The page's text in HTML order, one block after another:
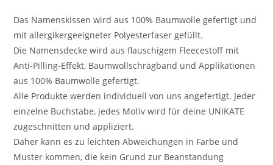
Das Namenskissen wird aus 100% Baumwolle gefertigt und
mit allergikergeeigneter Polyesterfaser gefüllt.
Die Namensdecke wird aus flauschigem Fleecestoff mit
Anti-Pilling-Effekt, Baumwollschrägband und Applikationen
aus 100% Baumwolle gefertigt.
Alle Produkte werden individuell von uns angefertigt. Jeder
einzelne Buchstabe, jedes Motiv wird für deine UNIKATE
zugeschnitten und appliziert.
Daher kann es zu leichten Abweichungen in Farbe und
Muster kommen, die kein Grund zur Beanstandung